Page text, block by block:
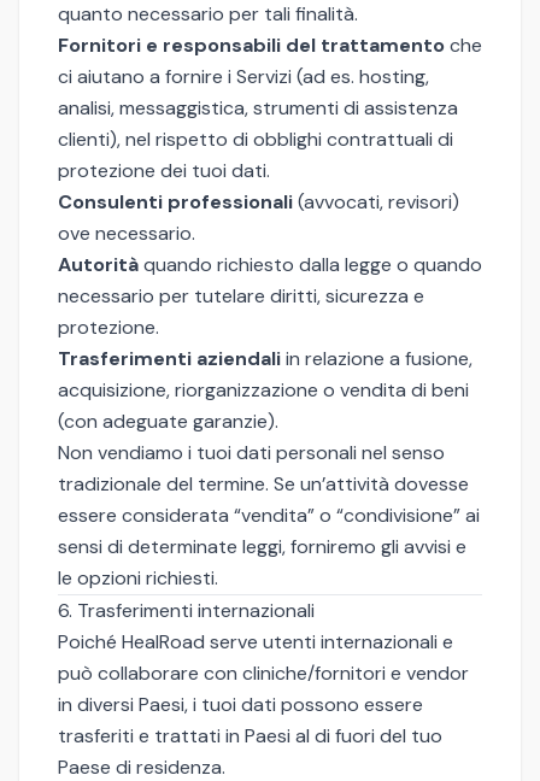
quanto necessario per tali finalità.
Fornitori e responsabili del trattamentoche
ci aiutano a fornire i Servizi (ad es. hosting,
analisi, messaggistica, strumenti di assistenza
clienti), nel rispetto di obblighi contrattuali di
protezione dei tuoi dati.
Consulenti professionali(avvocati, revisori)
ove necessario.
Autoritàquando richiesto dalla legge o quando
necessario per tutelare diritti, sicurezza e
protezione.
Trasferimenti aziendaliin relazione a fusione,
acquisizione, riorganizzazione o vendita di beni
(con adeguate garanzie).
Non vendiamo i tuoi dati personali nel senso
tradizionale del termine. Se un’attività dovesse
essere considerata “vendita” o “condivisione” ai
sensi di determinate leggi, forniremo gli avvisi e
le opzioni richiesti.
6. Trasferimenti internazionali
Poiché HealRoad serve utenti internazionali e
può collaborare con cliniche/fornitori e vendor
in diversi Paesi, i tuoi dati possono essere
trasferiti e trattati in Paesi al di fuori del tuo
Paese di residenza.